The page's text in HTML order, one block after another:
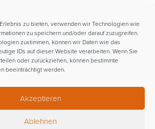
zu bieten, verwenden wir Technologien wie
zu speichern und/oder darauf zuzugreifen.
zustimmen, können wir Daten wie das
IDs auf dieser Website verarbeiten. Wenn Sie
oder zurückziehen, können bestimmte
beeinträchtigt werden.
Akzeptieren
Ablehnen